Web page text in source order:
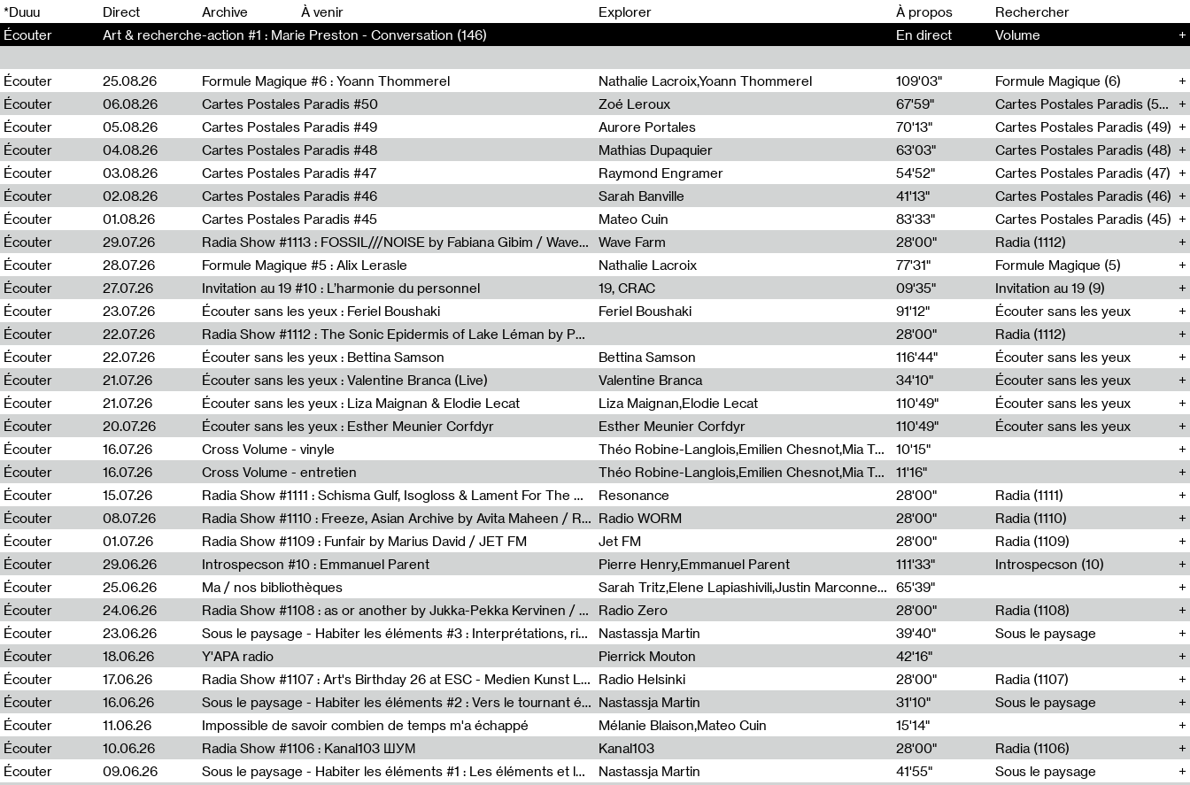
*Duuu Direct Archive À venir Explorer
À propos
Écouter
Art & recherche-action #1 : Marie Preston - Conversation (146) En direct Volume +
Écouter 25.08.26 Formule Magique #6 : Yoann Thommerel Nathalie Lacroix,Yoann Thommerel 109'03"
Formule Magique (6)
Écouter
06.08.26 Cartes Postales Paradis #50 Zoé Leroux 67'59"
Cartes Postales Paradis (50)
Écouter
05.08.26 Cartes Postales Paradis #49 Aurore Portales 70'13"
Cartes Postales Paradis (49)
Écouter
04.08.26 Cartes Postales Paradis #48 Mathias Dupaquier 63'03"
Cartes Postales Paradis (48)
Écouter
03.08.26 Cartes Postales Paradis #47 Raymond Engramer 54'52"
Cartes Postales Paradis (47)
Écouter
02.08.26 Cartes Postales Paradis #46 Sarah Banville 41'13"
Cartes Postales Paradis (46)
Écouter
01.08.26 Cartes Postales Paradis #45 Mateo Cuin 83'33"
Cartes Postales Paradis (45)
Écouter
29.07.26 Radia Show #1113 : FOSSIL///NOISE by Fabiana Gibim / Wave Farm Wave Farm 28'00"
Radia (1112)
Écouter
28.07.26 Formule Magique #5 : Alix Lerasle Nathalie Lacroix 77'31"
Formule Magique (5)
Écouter
27.07.26 Invitation au 19 #10 : L’harmonie du personnel 19, CRAC 09'35"
Invitation au 19 (9)
Écouter
23.07.26 Écouter sans les yeux : Feriel Boushaki Feriel Boushaki 91'12"
Écouter sans les yeux
Écouter
22.07.26 Radia Show #1112 : The Sonic Epidermis of Lake Léman by Paul Courlet / Guest Slot 28'00"
Radia (1112)
Écouter
22.07.26 Écouter sans les yeux : Bettina Samson Bettina Samson 116'44"
Écouter sans les yeux
Écouter
21.07.26 Écouter sans les yeux : Valentine Branca (Live) Valentine Branca 34'10"
Écouter sans les yeux
Écouter
21.07.26 Écouter sans les yeux : Liza Maignan & Elodie Lecat Liza Maignan,Elodie Lecat 110'49"
Écouter sans les yeux
Écouter
20.07.26 Écouter sans les yeux : Esther Meunier Corfdyr Esther Meunier Corfdyr 110'49"
Écouter sans les yeux
Écouter
16.07.26 Cross Volume - vinyle Théo Robine-Langlois,Emilien Chesnot,Mia Trabalon
10'15"
Écouter
16.07.26 Cross Volume - entretien Théo Robine-Langlois,Emilien Chesnot,Mia Trabalon
11'16"
Écouter
15.07.26 Radia Show #1111 : Schisma Gulf, Isogloss & Lament For The Old Clock By Harvey Young / Resonance Resonance 28'00"
Radia (1111)
Écouter
08.07.26 Radia Show #1110 : Freeze, Asian Archive by Avita Maheen / Radio Worm Radio WORM 28'00"
Radia (1110)
Écouter
01.07.26 Radia Show #1109 : Funfair by Marius David / JET FM Jet FM 28'00"
Radia (1109)
Écouter
29.06.26 Introspecson #10 : Emmanuel Parent Pierre Henry,Emmanuel Parent 111'33"
Introspecson (10)
Écouter
25.06.26 Ma / nos bibliothèques Sarah Tritz,Elene Lapiashivili,Justin Marconnet,Mateo Cuche,Esther Lechevalier,Suzie Lecroart,Romance Castelet
65'39"
Écouter
24.06.26 Radia Show #1108 : as or another by Jukka-Pekka Kervinen / Rádio Zero Radio Zero 28'00"
Radia (1108)
Écouter
23.06.26 Sous le paysage - Habiter les éléments #3 : Interprétations, rituels et symboliques des éléments Nastassja Martin 39'40"
Sous le paysage
Écouter
18.06.26 Y'APA radio Pierrick Mouton
42'16"
Écouter
17.06.26 Radia Show #1107 : Art's Birthday 26 at ESC - Medien Kunst Labor Radio Helsinki 28'00"
Radia (1107)
Écouter
16.06.26 Sous le paysage - Habiter les éléments #2 : Vers le tournant élémentaire Nastassja Martin 31'10"
Sous le paysage
Écouter
11.06.26 Impossible de savoir combien de temps m'a échappé Mélanie Blaison,Mateo Cuin
15'14"
Écouter
10.06.26 Radia Show #1106 : Kanal103 ШУМ Kanal103 28'00"
Radia (1106)
Écouter
09.06.26 Sous le paysage - Habiter les éléments #1 : Les éléments et les débordements du vivant Nastassja Martin 41'55"
Sous le paysage
00 00
00 00